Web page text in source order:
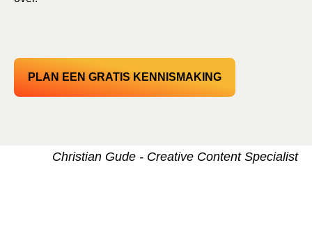
PLAN EEN GRATIS KENNISMAKING
Christian Gude - Creative Content Specialist